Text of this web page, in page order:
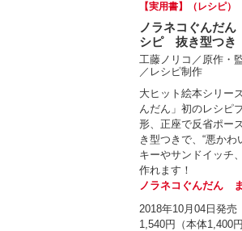
【実用書】（レシピ）
ノラネコぐんだ
シピ 抜き型つき
工藤ノリコ／原作・
／レシピ制作
大ヒット絵本シリー
んだん」初のレシピ
形、正座で反省ポー
き型つきで、“悪かわ
キーやサンドイッチ
作れます！
ノラネコぐんだん
2018年10月04日発売
1,540円（本体1,400円